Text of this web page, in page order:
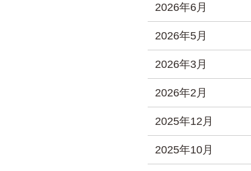
2026年6月
2026年5月
2026年3月
2026年2月
2025年12月
2025年10月